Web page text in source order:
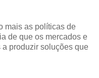
mais as políticas de
de que os mercados e
produzir soluções que